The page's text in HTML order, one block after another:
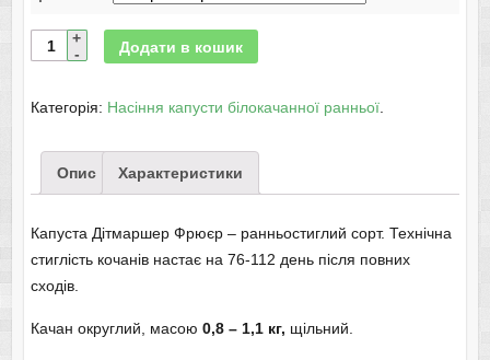
Додати в кошик
Категорія: Насіння капусти білокачанної ранньої.
Опис Характеристики
Капуста Дітмаршер Фрюєр – ранньостиглий сорт. Технічна
стиглість кочанів настає на 76-112 день після повних
сходів.
Качан округлий, масою 0,8 – 1,1 кг, щільний.